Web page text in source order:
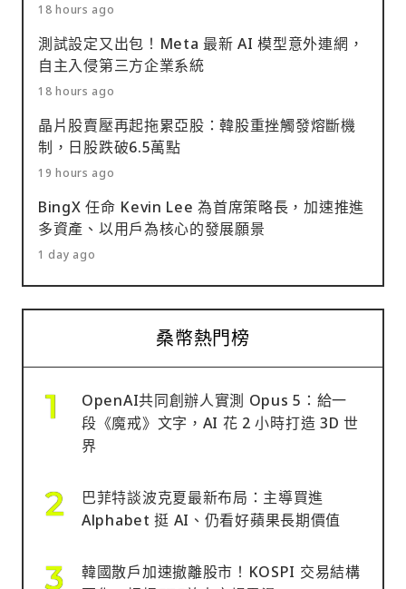
18 hours ago
測試設定又出包！Meta 最新 AI 模型意外連網，
自主入侵第三方企業系統
18 hours ago
晶片股賣壓再起拖累亞股：韓股重挫觸發熔斷機
制，日股跌破6.5萬點
19 hours ago
BingX 任命 Kevin Lee 為首席策略長，加速推進
多資產、以用戶為核心的發展願景
1 day ago
桑幣熱門榜
OpenAI共同創辦人實測 Opus 5：給一
段《魔戒》文字，AI 花 2 小時打造 3D 世
界
巴菲特談波克夏最新布局：主導買進
Alphabet 挺 AI、仍看好蘋果長期價值
韓國散戶加速撤離股市！KOSPI 交易結構